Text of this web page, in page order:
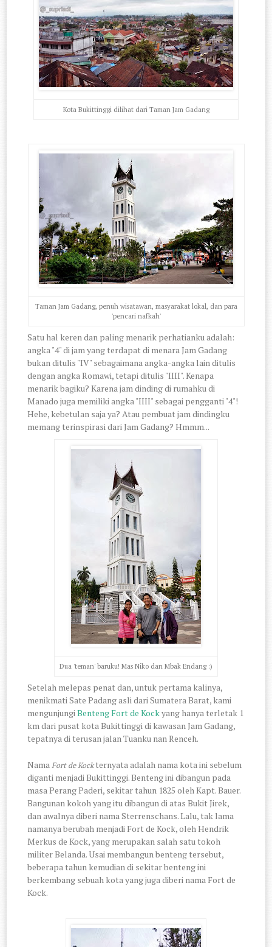
Kota Bukittinggi dilihat dari Taman Jam Gadang
Taman Jam Gadang, penuh wisatawan, masyarakat lokal, dan para
'pencari nafkah'
Satu hal keren dan paling menarik perhatianku adalah:
angka "4" di jam yang terdapat di menara Jam Gadang
bukan ditulis "IV" sebagaimana angka-angka lain ditulis
dengan angka Romawi, tetapi ditulis "IIII". Kenapa
menarik bagiku? Karena jam dinding di rumahku di
Manado juga memiliki angka "IIII" sebagai pengganti "4"!
Hehe, kebetulan saja ya? Atau pembuat jam dindingku
memang terinspirasi dari Jam Gadang? Hmmm...
Dua 'teman' baruku! Mas Niko dan Mbak Endang :)
Setelah melepas penat dan, untuk pertama kalinya,
menikmati Sate Padang asli dari Sumatera Barat, kami
mengunjungiBenteng Fort de Kockyang hanya terletak 1
km dari pusat kota Bukittinggi di kawasan Jam Gadang,
tepatnya di terusan jalan Tuanku nan Renceh.
NamaFort de Kockternyata adalah nama kota ini sebelum
diganti menjadi Bukit­tinggi. Benteng ini dibangun pada
masa Perang Paderi, sekitar tahun 1825 oleh Kapt. Bauer.
Bangunan kokoh yang itu dibangun di atas Bukit Jirek,
dan awalnya diberi nama Sterrenschans. Lalu, tak lama
namanya berubah menjadi Fort de Kock, oleh Hendrik
Merkus de Kock, yang merupakan salah satu tokoh
militer Belanda. Usai membangun benteng tersebut,
beberapa tahun kemu­dian di sekitar benteng ini
berkembang sebuah kota yang juga diberi nama Fort de
Kock.